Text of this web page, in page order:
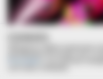
Lost Cargo On Highway